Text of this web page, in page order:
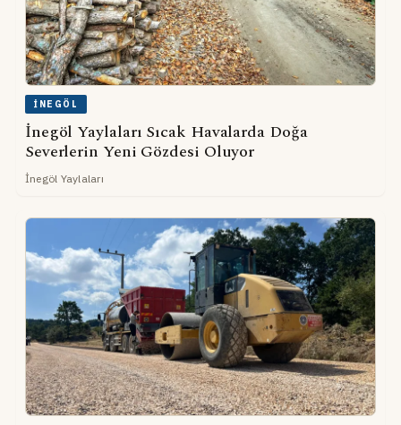
İNEGÖL
İnegöl Yaylaları Sıcak Havalarda Doğa
Severlerin Yeni Gözdesi Oluyor
İnegöl Yaylaları